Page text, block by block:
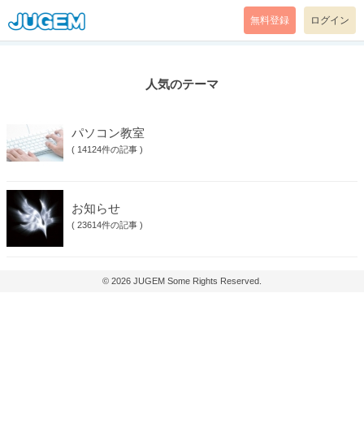
無料登録 ログイン
人気のテーマ
パソコン教室
( 14124件の記事 )
お知らせ
( 23614件の記事 )
© 2026 JUGEM Some Rights Reserved.